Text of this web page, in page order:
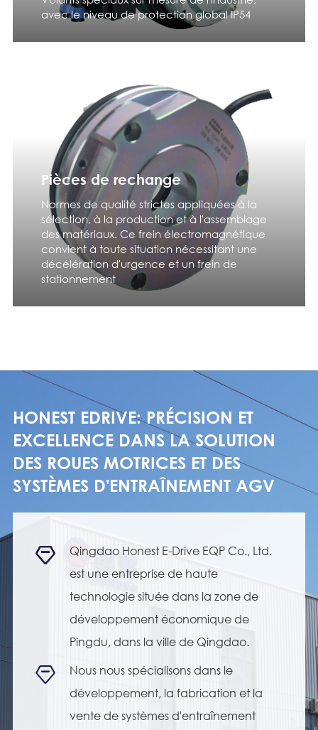
avec le niveau de protection global IP54
Pièces de rechange
Normes de qualité strictes appliquées à la
sélection, à la production et à l'assemblage
des matériaux. Ce frein électromagnétique
convient à toute situation nécessitant une
décélération d'urgence et un frein de
stationnement
HONEST EDRIVE: PRÉCISION ET
EXCELLENCE DANS LA SOLUTION
DES ROUES MOTRICES ET DES
SYSTÈMES D'ENTRAÎNEMENT AGV



Qingdao Honest E-Drive EQP Co., Ltd.
est une entreprise de haute
technologie située dans la zone de
développement économique de
Pingdu, dans la ville de Qingdao.

Nous nous spécialisons dans le
développement, la fabrication et la
vente de systèmes d'entraînement